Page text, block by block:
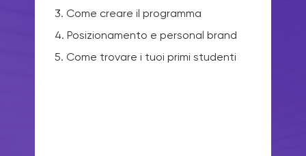
3. Come creare il programma
4. Posizionamento e personal brand
5. Come trovare i tuoi primi studenti